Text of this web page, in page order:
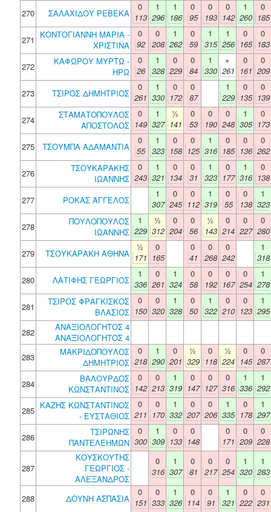
270
ΣΑΛΑΧΙΔΟΥ ΡΕΒΕΚΑ
0
113
1
296
1
186
0
95
0
193
0
142
1
260
0
185
271
ΚΟΝΤΟΓΙΑΝΝΗ ΜΑΡΙΑ -
ΧΡΙΣΤΙΝΑ
0
92
0
208
1
262
0
59
1
315
1
256
0
165
0
183
272
ΚΑΦΩΡΟΥ ΜΥΡΤΩ -
ΗΡΩ
0
26
1
328
0
229
0
84
1
330
+
261
0
161
0
209
273
ΤΣΙΡΟΣ ΔΗΜΗΤΡΙΟΣ
0
261
1
330
0
172
0
87
1
229
0
135
0
139
274
ΣΤΑΜΑΤΟΠΟΥΛΟΣ
ΑΠΟΣΤΟΛΟΣ
0
149
1
327
½
141
0
53
0
190
0
248
1
305
0
173
275
ΤΣΟΥΜΠΑ ΑΔΑΜΑΝΤΙΑ
0
55
1
323
0
158
0
125
1
316
0
185
0
136
0
262
276
ΤΣΟΥΚΑΡΑΚΗΣ
ΙΩΑΝΝΗΣ
0
243
1
321
0
134
0
31
1
323
0
177
1
316
0
138
277
ΡΟΚΑΣ ΑΓΓΕΛΟΣ
1
307
0
245
0
112
1
319
0
55
0
138
1
323
278
ΠΟΥΛΟΠΟΥΛΟΣ
ΙΩΑΝΝΗΣ
1
229
½
312
0
204
0
56
½
143
0
214
0
227
0
280
279
ΤΣΟΥΚΑΡΑΚΗ ΑΘΗΝΑ
½
171
0
165
0
41
0
268
0
242
1
318
280
ΛΑΤΙΦΗΣ ΓΕΩΡΓΙΟΣ
1
336
0
261
1
324
0
58
0
192
0
167
0
254
1
278
281
ΤΣΙΡΟΣ ΦΡΑΓΚΙΣΚΟΣ
ΒΛΑΣΙΟΣ
0
150
0
320
1
328
0
50
1
322
0
210
0
123
1
295
282
ΑΝΑΞΙΟΛΟΓΗΤΟΣ 4
ΑΝΑΞΙΟΛΟΓΗΤΟΣ 4
283
ΜΑΚΡΙΔΟΠΟΥΛΟΣ
ΔΗΜΗΤΡΙΟΣ
0
218
1
290
0
201
½
329
0
118
½
224
0
145
0
287
284
ΒΑΛΟΥΡΔΟΣ
ΚΩΝΣΤΑΝΤΙΝΟΣ
0
142
0
213
1
319
0
147
0
127
0
316
1
336
1
292
285 ΚΑΖΗΣ ΚΩΝΣΤΑΝΤΙΝΟΣ
- ΕΥΣΤΑΘΙΟΣ
0
211
0
170
1
332
0
207
0
206
1
335
0
178
1
297
286
ΤΣΙΡΩΝΗΣ
ΠΑΝΤΕΛΕΗΜΩΝ
0
300
1
309
0
133
0
148
0
171
0
209
0
228
287
ΚΟΥΣΚΟΥΤΗΣ
ΓΕΩΡΓΙΟΣ -
ΑΛΕΞΑΝΔΡΟΣ
0
316
1
307
0
81
0
217
0
254
1
320
1
283
288 ΔΟΥΝΗ ΑΣΠΑΣΙΑ
0
151
0
333
1
326
0
114
0
91
1
321
0
222
0
231